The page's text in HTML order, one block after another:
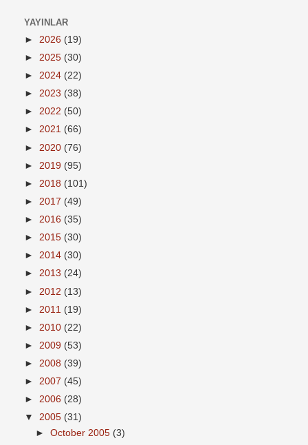
YAYINLAR
► 2026 (19)
► 2025 (30)
► 2024 (22)
► 2023 (38)
► 2022 (50)
► 2021 (66)
► 2020 (76)
► 2019 (95)
► 2018 (101)
► 2017 (49)
► 2016 (35)
► 2015 (30)
► 2014 (30)
► 2013 (24)
► 2012 (13)
► 2011 (19)
► 2010 (22)
► 2009 (53)
► 2008 (39)
► 2007 (45)
► 2006 (28)
▼ 2005 (31)
►October 2005 (3)